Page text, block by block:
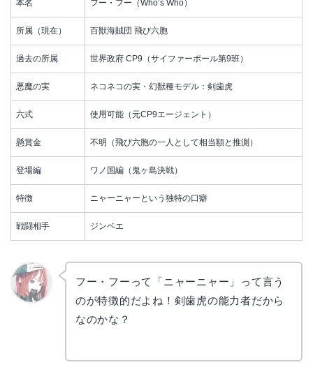
本名 フー・フー（Who’s Who）
所属（現在） 百獣海賊団 飛び六胞
過去の所属 世界政府 CP9（サイファーポール第9班）
悪魔の実 ネコネコの実・幻獣種モデル：剣歯虎
六式 使用可能（元CP9エージェント）
懸賞金 不明（飛び六胞の一人として相当額と推測）
登場編 ワノ国編（鬼ヶ島決戦）
特徴 ニャーニャーという独特の口癖
戦闘相手 ジンベエ
フー・フーって「ニャーニャー」って言う
のが特徴的だよね！剣歯虎の能力者だから
なのかな？